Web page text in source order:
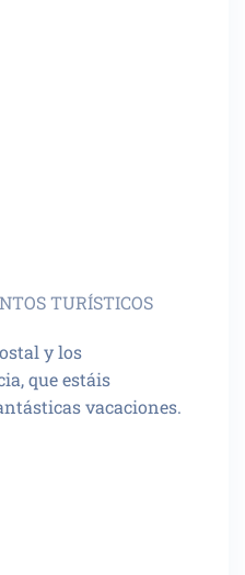
TURÍSTICOS
y los
que estáis
vacaciones.